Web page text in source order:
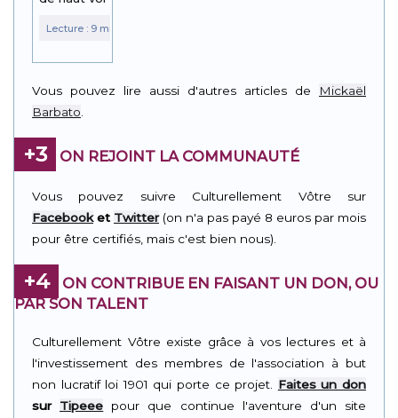
Vous pouvez lire aussi d'autres articles de
Mickaël
Barbato
+3 ON REJOINT LA COMMUNAUTÉ
Vous pouvez suivre Culturellement Vôtre sur
Facebooket Twitter(on n'a pas payé 8 euros par mois
pour être certifiés, mais c'est bien nous).
+4
ON CONTRIBUE EN FAISANT UN DON, OU
PAR SON TALENT
Culturellement Vôtre existe grâce à vos lectures et à
l'investissement des membres de l'association à but
non lucratif loi 1901 qui porte ce projet. Faites un don
sur Tipeee pour que continue l'aventure d'un site